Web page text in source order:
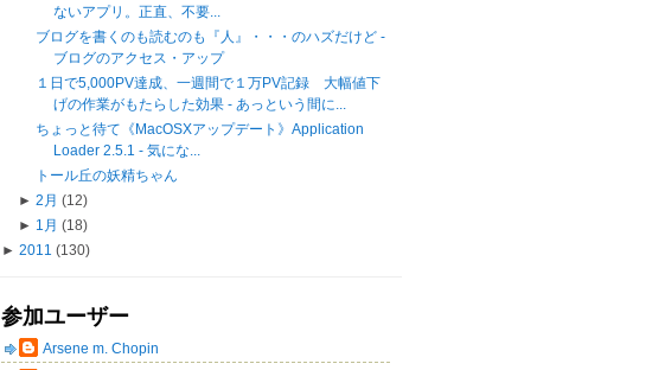
ないアプリ。正直、不要...
ブログを書くのも読むのも『人』・・・のハズだけど -
ブログのアクセス・アップ
１日で5,000PV達成、一週間で１万PV記録 大幅値下
げの作業がもたらした効果 - あっという間に...
ちょっと待て《MacOSXアップデート》Application
Loader 2.5.1 - 気にな...
トール丘の妖精ちゃん
► 2月 (12)
► 1月 (18)
► 2011 (130)
参加ユーザー
Arsene m. Chopin